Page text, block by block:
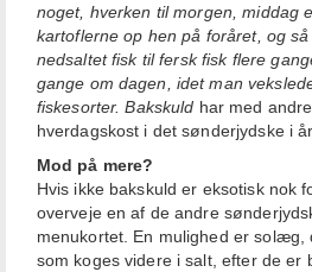
noget, hverken til morgen, middag
kartoflerne op hen på foråret, og
nedsaltet fisk til fersk fisk flere
gange om dagen, idet man
fiskesorter. Bakskuld har med
hverdagskost i det sønderjydske i
Mod på mere?
Hvis ikke bakskuld er eksotisk nok
overveje en af de andre
menukortet. En mulighed er
som koges videre i salt, efter de er